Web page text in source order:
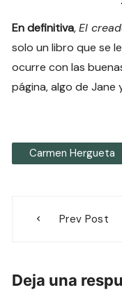
En definitiva,El
solo un libro que se
ocurre con las
página, algo de Jane
Carmen Hergueta
Prev Post
Deja una